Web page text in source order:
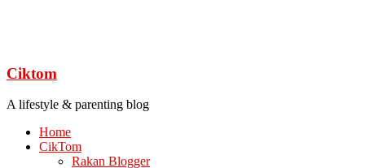
Ciktom
A lifestyle & parenting blog
Home
CikTom
Rakan Blogger